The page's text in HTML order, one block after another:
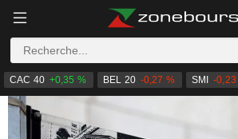
CAC 40 +0,35 % BEL 20 -0,27 % SMI -0,23